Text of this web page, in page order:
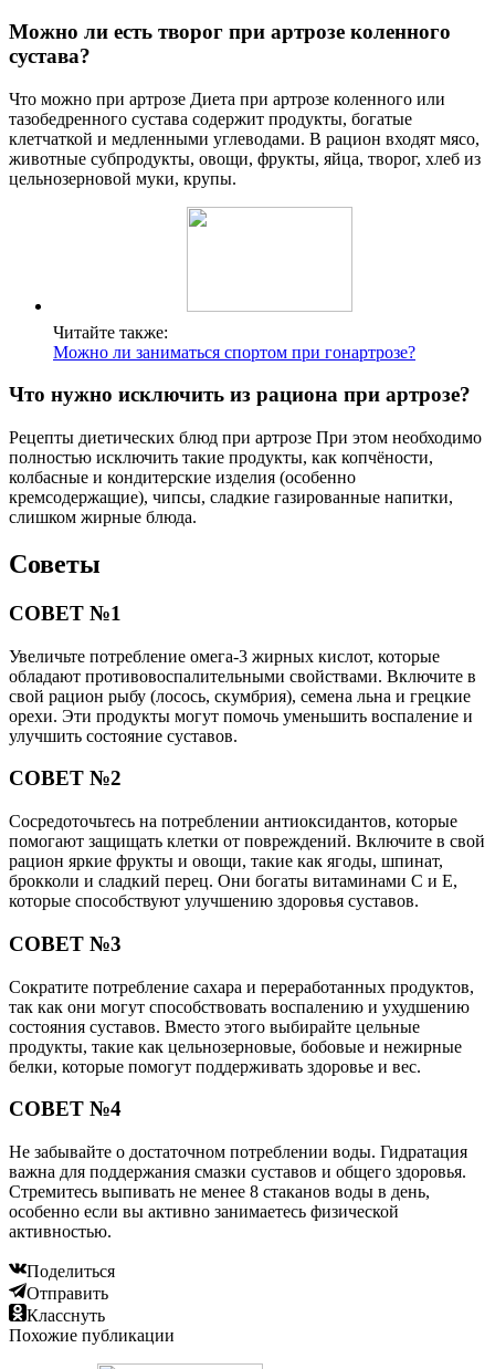
Можно ли есть творог при артрозе коленного
сустава?
Что можно при артрозе Диета при артрозе коленного или
тазобедренного сустава содержит продукты, богатые
клетчаткой и медленными углеводами. В рацион входят мясо,
животные субпродукты, овощи, фрукты, яйца, творог, хлеб из
цельнозерновой муки, крупы.
Читайте также:
Можно ли заниматься спортом при гонартрозе?
Что нужно исключить из рациона при артрозе?
Рецепты диетических блюд при артрозе При этом необходимо
полностью исключить такие продукты, как копчёности,
колбасные и кондитерские изделия (особенно
кремсодержащие), чипсы, сладкие газированные напитки,
слишком жирные блюда.
Советы
СОВЕТ №1
Увеличьте потребление омега-3 жирных кислот, которые
обладают противовоспалительными свойствами. Включите в
свой рацион рыбу (лосось, скумбрия), семена льна и грецкие
орехи. Эти продукты могут помочь уменьшить воспаление и
улучшить состояние суставов.
СОВЕТ №2
Сосредоточьтесь на потреблении антиоксидантов, которые
помогают защищать клетки от повреждений. Включите в свой
рацион яркие фрукты и овощи, такие как ягоды, шпинат,
брокколи и сладкий перец. Они богаты витаминами C и E,
которые способствуют улучшению здоровья суставов.
СОВЕТ №3
Сократите потребление сахара и переработанных продуктов,
так как они могут способствовать воспалению и ухудшению
состояния суставов. Вместо этого выбирайте цельные
продукты, такие как цельнозерновые, бобовые и нежирные
белки, которые помогут поддерживать здоровье и вес.
СОВЕТ №4
Не забывайте о достаточном потреблении воды. Гидратация
важна для поддержания смазки суставов и общего здоровья.
Стремитесь выпивать не менее 8 стаканов воды в день,
особенно если вы активно занимаетесь физической
активностью.
Поделиться
Отправить
Класснуть
Похожие публикации